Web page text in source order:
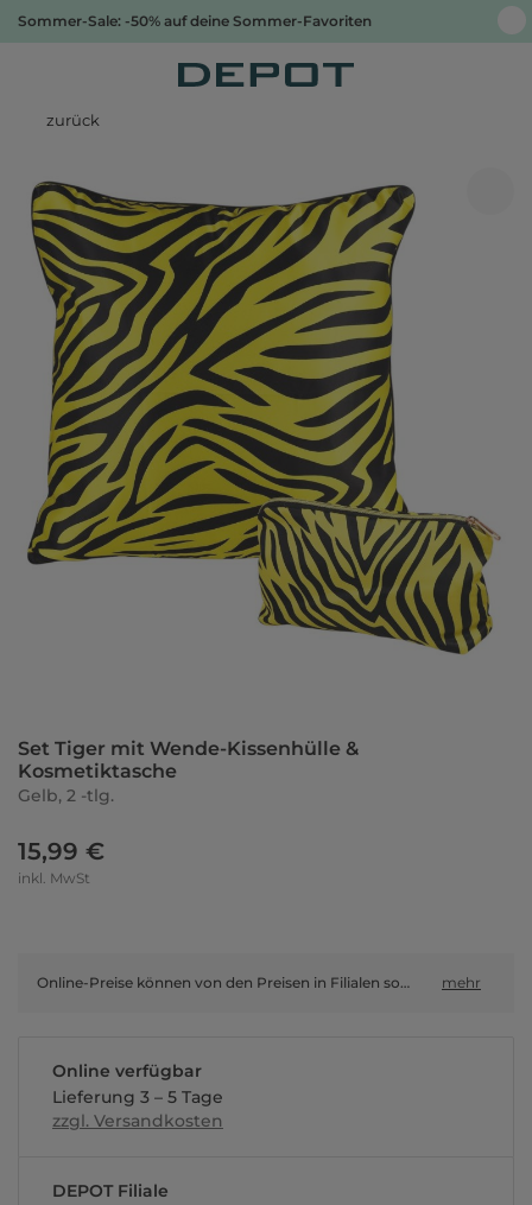
Sommer-Sale: -50% auf deine Sommer-Favoriten
zurück
Set Tiger mit Wende-Kissenhülle &
Kosmetiktasche
Gelb, 2 -tlg.
15,99 €
inkl. MwSt
Online-Preise können von den Preisen in Filialen sowie Shop-in-Shop-Flächen abweichen. mehr
Online verfügbar
Lieferung 3 – 5 Tage
zzgl. Versandkosten
DEPOT Filiale